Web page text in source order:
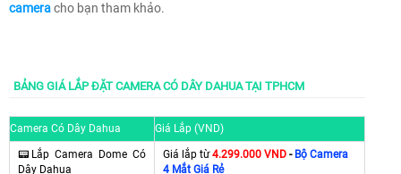
cameracho bạn tham khảo.
BẢNG GIÁ LẮP ĐẶT CAMERA CÓ DÂY DAHUA TẠI TPHCM
Camera Có Dây Dahua Giá Lắp (VND)
📟Lắp Camera Dome Có
Dây Dahua
Giá lắp từ4.299.000 VND - Bộ Camera
4 Mắt Giá Rẻ